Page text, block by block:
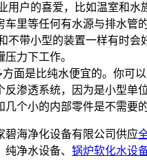
用户的喜爱，比如温室和水
车里等任何有水源与排水管的
不带小型的装置一样有时会
力下工作。
面是比纯水便宜的。你可
反渗透系统，因为是小型单
个小的内部零件是不需要的
碧海净化设备有限公司供应
净水设备、 锅炉软化水设